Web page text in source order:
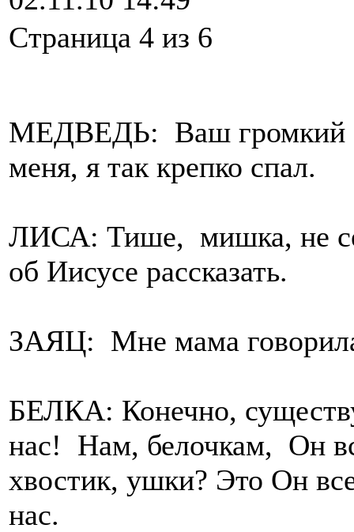
Cтраница 4 из 6
МЕДВЕДЬ: Ваш громкий
меня, я так крепко спал.
ЛИСА: Тише, мишка, не
об Иисусе рассказать.
ЗАЯЦ: Мне мама
БЕЛКА: Конечно,
нас! Нам, белочкам, Он
хвостик, ушки? Это Он
нас.